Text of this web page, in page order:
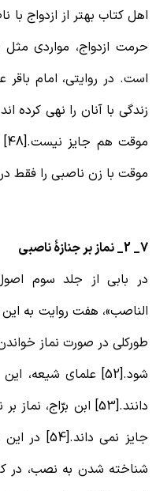
در روایتی، امام باقر
با زن ناصبی را فقط در
بابی از جلد سوم اصول
در صورت نماز خواندن
شود.[52] علمای شیعه،
دانند.[53] ابن برّاج،
جایز نمی